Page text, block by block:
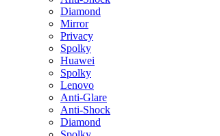
Diamond
Mirror
Privacy
Spolky
Huawei
Spolky
Lenovo
Anti-Glare
Anti-Shock
Diamond